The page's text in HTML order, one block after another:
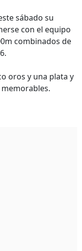
sábado su
con el equipo
combinados de
oros y una plata y